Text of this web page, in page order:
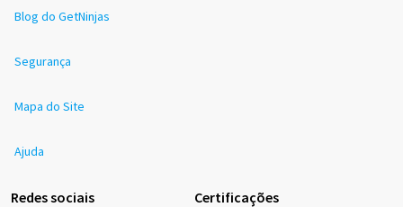
Blog do GetNinjas
Segurança
Mapa do Site
Ajuda
Redes sociais Certificações